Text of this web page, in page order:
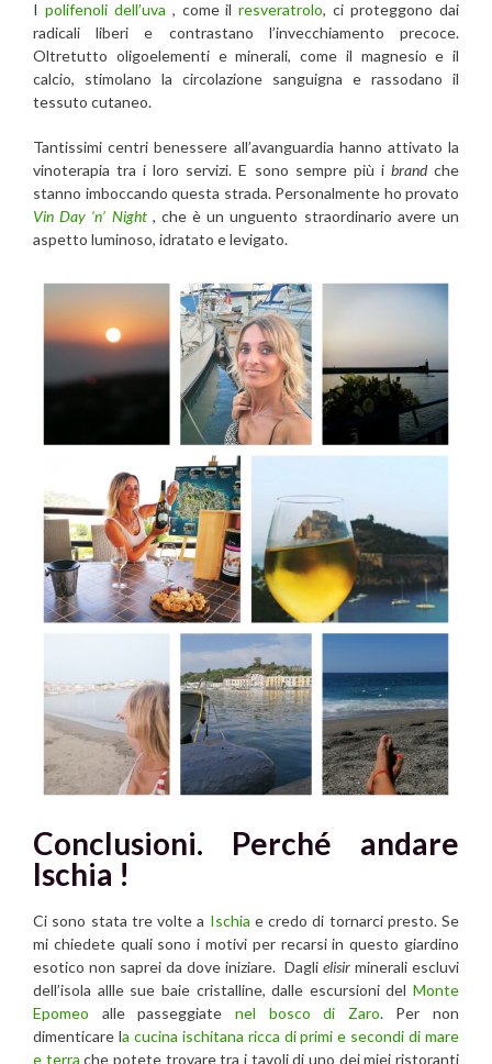
I polifenoli dell’uva , come ilresveratrolo, ci proteggono dai
radicali liberi e contrastano l’invecchiamento precoce.
Oltretutto oligoelementi e minerali, come il magnesio e il
calcio, stimolano la circolazione sanguigna e rassodano il
tessuto cutaneo.
Tantissimi centri benessere all’avanguardia hanno attivato la
vinoterapia tra i loro servizi. E sono sempre più i brandche
stanno imboccando questa strada. Personalmente ho provato
Vin Day ‘n’ Night , che è un unguento straordinario avere un
aspetto luminoso, idratato e levigato.
Conclusioni. Perché andare
Ischia !
Ci sono stata tre volte a Ischia e credo di tornarci presto. Se
mi chiedete quali sono i motivi per recarsi in questo giardino
esotico non saprei da dove iniziare. Dagli elisir minerali escluvi
dell’isola allle sue baie cristalline, dalle escursioni del Monte
Epomeo alle passeggiate nel bosco di Zaro. Per non
dimenticare la cucina ischitana ricca di primi e secondi di mare
e terra che potete trovare tra i tavoli di uno dei miei ristoranti